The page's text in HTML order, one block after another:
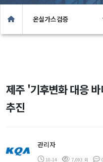
온실가스검증
제주 '기후변화 대응
추진
관리자
10-14 7,093 회